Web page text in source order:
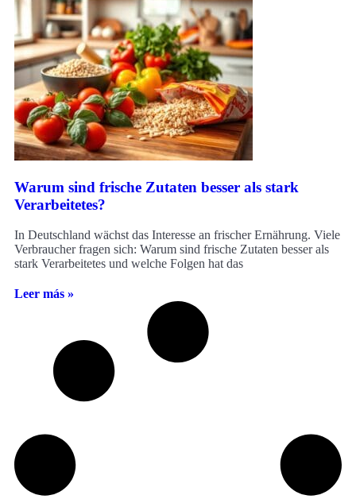
Warum sind frische Zutaten besser als stark
Verarbeitetes?
In Deutschland wächst das Interesse an frischer Ernährung. Viele
Verbraucher fragen sich: Warum sind frische Zutaten besser als
stark Verarbeitetes und welche Folgen hat das
Leer más »